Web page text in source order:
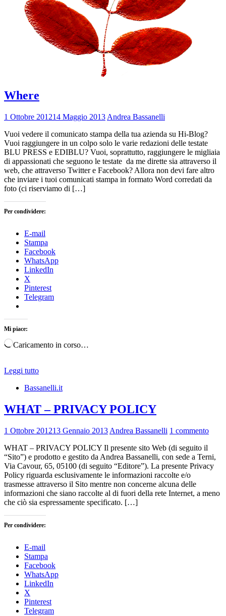
Where
1 Ottobre 201214 Maggio 2013 Andrea Bassanelli
Vuoi vedere il comunicato stampa della tua azienda su Hi-Blog?
Vuoi raggiungere in un colpo solo le varie redazioni delle testate
BLU PRESS e EDIBLU? Vuoi, soprattutto, raggiungere le migliaia
di appassionati che seguono le testate da me dirette sia attraverso il
web, che attraverso Twitter e Facebook? Allora non devi fare altro
che inviare i tuoi comunicati stampa in formato Word corredati da
foto (ci riserviamo di […]
Per condividere:
E-mail
Stampa
Facebook
WhatsApp
LinkedIn
X
Pinterest
Telegram
Mi piace:
Caricamento in corso…
Leggi tutto
Bassanelli.it
WHAT – PRIVACY POLICY
1 Ottobre 201213 Gennaio 2013 Andrea Bassanelli 1 commento
WHAT – PRIVACY POLICY Il presente sito Web (di seguito il
“Sito”) e prodotto e gestito da Andrea Bassanelli, con sede a Terni,
Via Cavour, 65, 05100 (di seguito “Editore”). La presente Privacy
Policy riguarda esclusivamente le informazioni raccolte e/o
trasmesse attraverso il Sito mentre non concerne alcuna delle
informazioni che siano raccolte al di fuori della rete Internet, a meno
che ciò sia espressamente specificato. […]
Per condividere:
E-mail
Stampa
Facebook
WhatsApp
LinkedIn
X
Pinterest
Telegram